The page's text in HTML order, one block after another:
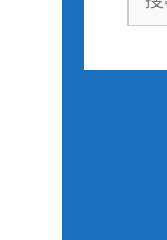
尋: